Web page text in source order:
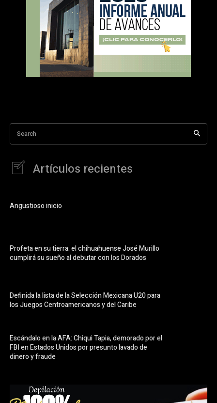
Search
Artículos recientes
Angustioso inicio
Profeta en su tierra: el chihuahuense José Murillo
cumplirá su sueño al debutar con los Dorados
Definida la lista de la Selección Mexicana U20 para
los Juegos Centroamericanos y del Caribe
Escándalo en la AFA: Chiqui Tapia, demorado por el
FBI en Estados Unidos por presunto lavado de
dinero y fraude